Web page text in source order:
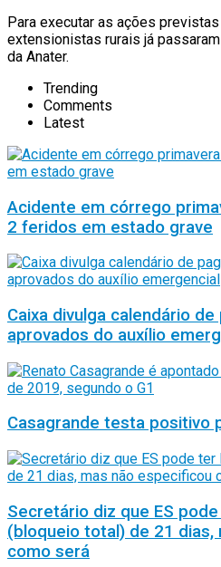
Para executar as ações
extensionistas rurais já
da Anater.
Trending
Comments
Latest
Acidente em córrego
2 feridos em estado grave
Caixa divulga calendário
aprovados do auxílio
Casagrande testa positivo
Secretário diz que ES
(bloqueio total) de 21 dias,
como será